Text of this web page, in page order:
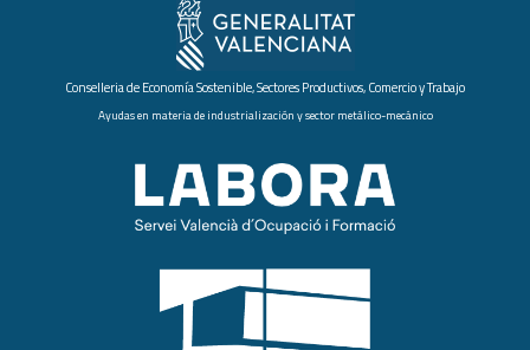
Conselleria de Economía Sostenible, Sectores Productivos, Comercio y Trabajo
Ayudas en materia de industrialización y sector metálico-mecánico